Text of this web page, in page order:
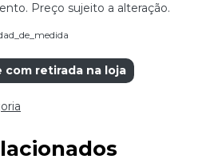
Preço sujeito a alteração.
com retirada na loja